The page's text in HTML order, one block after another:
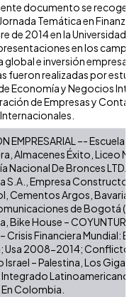
documento se
Temática en
de 2014 en la Universidad
en los
global e inversión
fueron realizadas por
Economía y Negocios
de Empresas y
EMPRESARIAL –- Escuela
Almacenes Éxito, Liceo
Nacional De Bronces
S.A., Empresa
Cementos Argos, Bavaria
de Bogotá
Bike House – COYUNTURA
Crisis Financiera Mundial:
Usa 2008-2014; Conflicto
– Palestina, Los
Latinoamericano
Colombia.